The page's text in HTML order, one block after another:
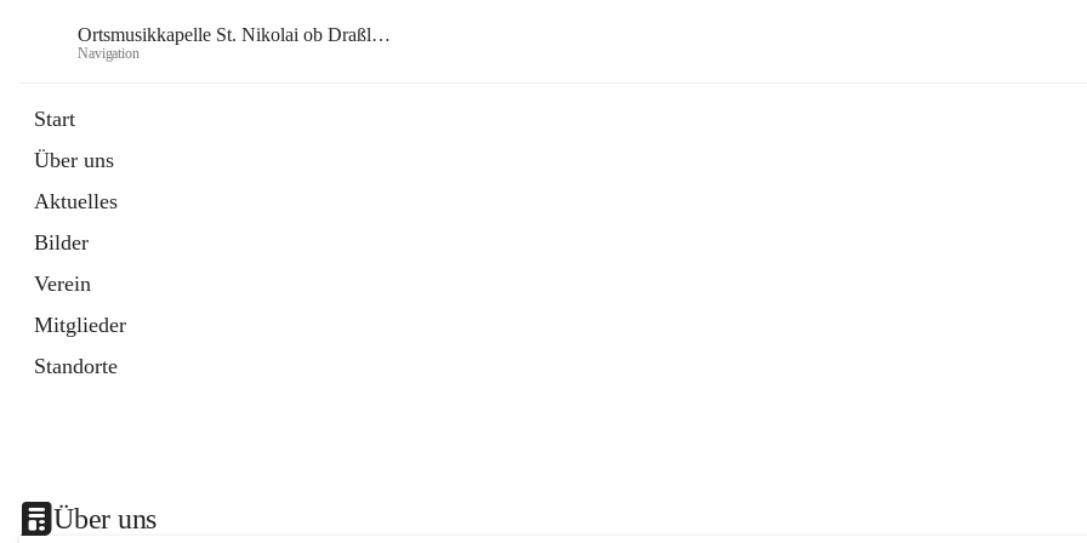
Ortsmusikkapelle St. Nikolai ob Draßling
Navigation
Start
Über uns
Aktuelles
Bilder
Verein
Mitglieder
Standorte
Über uns